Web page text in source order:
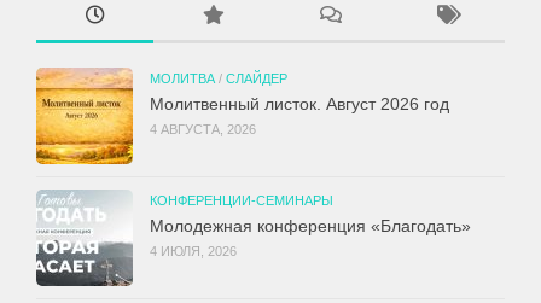
МОЛИТВА / СЛАЙДЕР
Молитвенный листок. Август 2026 год
4 АВГУСТА, 2026
КОНФЕРЕНЦИИ-СЕМИНАРЫ
Молодежная конференция «Благодать»
4 ИЮЛЯ, 2026